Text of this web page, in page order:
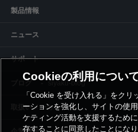
製品情報
ニュース
サポート
siyaku-blog
取扱いメーカー
Cookieの利用につい
「Cookie を受け入れる」をク
ーションを強化し、サイトの使
ケティング活動を支援するため
存することに同意したことにな